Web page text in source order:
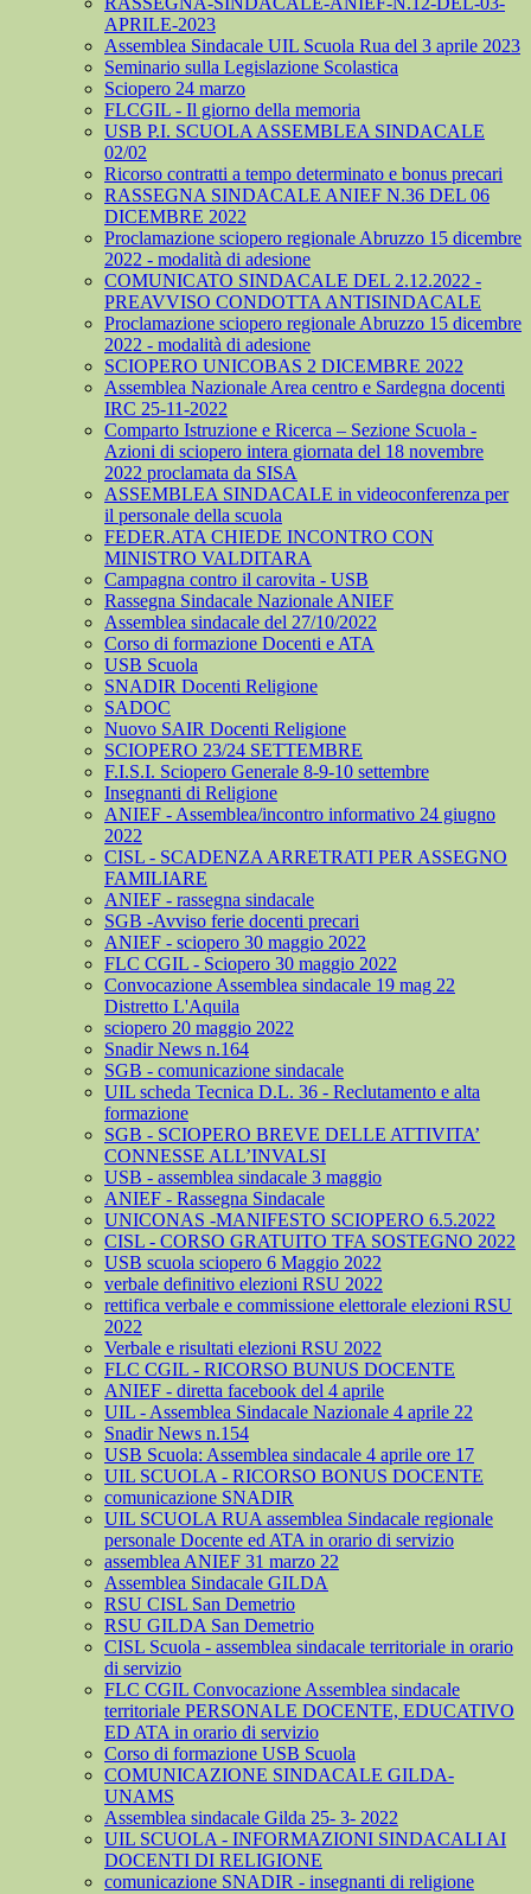
APRILE-2023
Assemblea Sindacale UIL Scuola Rua del 3 aprile 2023
Seminario sulla Legislazione Scolastica
Sciopero 24 marzo
FLCGIL - Il giorno della memoria
USB P.I. SCUOLA ASSEMBLEA SINDACALE
02/02
Ricorso contratti a tempo determinato e bonus precari
RASSEGNA SINDACALE ANIEF N.36 DEL 06
DICEMBRE 2022
Proclamazione sciopero regionale Abruzzo 15 dicembre
2022 - modalità di adesione
COMUNICATO SINDACALE DEL 2.12.2022 -
PREAVVISO CONDOTTA ANTISINDACALE
Proclamazione sciopero regionale Abruzzo 15 dicembre
2022 - modalità di adesione
SCIOPERO UNICOBAS 2 DICEMBRE 2022
Assemblea Nazionale Area centro e Sardegna docenti
IRC 25-11-2022
Comparto Istruzione e Ricerca – Sezione Scuola -
Azioni di sciopero intera giornata del 18 novembre
2022 proclamata da SISA
ASSEMBLEA SINDACALE in videoconferenza per
il personale della scuola
FEDER.ATA CHIEDE INCONTRO CON
MINISTRO VALDITARA
Campagna contro il carovita - USB
Rassegna Sindacale Nazionale ANIEF
Assemblea sindacale del 27/10/2022
Corso di formazione Docenti e ATA
USB Scuola
SNADIR Docenti Religione
SADOC
Nuovo SAIR Docenti Religione
SCIOPERO 23/24 SETTEMBRE
F.I.S.I. Sciopero Generale 8-9-10 settembre
Insegnanti di Religione
ANIEF - Assemblea/incontro informativo 24 giugno
2022
CISL - SCADENZA ARRETRATI PER ASSEGNO
FAMILIARE
ANIEF - rassegna sindacale
SGB -Avviso ferie docenti precari
ANIEF - sciopero 30 maggio 2022
FLC CGIL - Sciopero 30 maggio 2022
Convocazione Assemblea sindacale 19 mag 22
Distretto L'Aquila
sciopero 20 maggio 2022
Snadir News n.164
SGB - comunicazione sindacale
UIL scheda Tecnica D.L. 36 - Reclutamento e alta
formazione
SGB - SCIOPERO BREVE DELLE ATTIVITA’
CONNESSE ALL’INVALSI
USB - assemblea sindacale 3 maggio
ANIEF - Rassegna Sindacale
UNICONAS -MANIFESTO SCIOPERO 6.5.2022
CISL - CORSO GRATUITO TFA SOSTEGNO 2022
USB scuola sciopero 6 Maggio 2022
verbale definitivo elezioni RSU 2022
rettifica verbale e commissione elettorale elezioni RSU
2022
Verbale e risultati elezioni RSU 2022
FLC CGIL - RICORSO BUNUS DOCENTE
ANIEF - diretta facebook del 4 aprile
UIL - Assemblea Sindacale Nazionale 4 aprile 22
Snadir News n.154
USB Scuola: Assemblea sindacale 4 aprile ore 17
UIL SCUOLA - RICORSO BONUS DOCENTE
comunicazione SNADIR
UIL SCUOLA RUA assemblea Sindacale regionale
personale Docente ed ATA in orario di servizio
assemblea ANIEF 31 marzo 22
Assemblea Sindacale GILDA
RSU CISL San Demetrio
RSU GILDA San Demetrio
CISL Scuola - assemblea sindacale territoriale in orario
di servizio
FLC CGIL Convocazione Assemblea sindacale
territoriale PERSONALE DOCENTE, EDUCATIVO
ED ATA in orario di servizio
Corso di formazione USB Scuola
COMUNICAZIONE SINDACALE GILDA-
UNAMS
Assemblea sindacale Gilda 25- 3- 2022
UIL SCUOLA - INFORMAZIONI SINDACALI AI
DOCENTI DI RELIGIONE
comunicazione SNADIR - insegnanti di religione